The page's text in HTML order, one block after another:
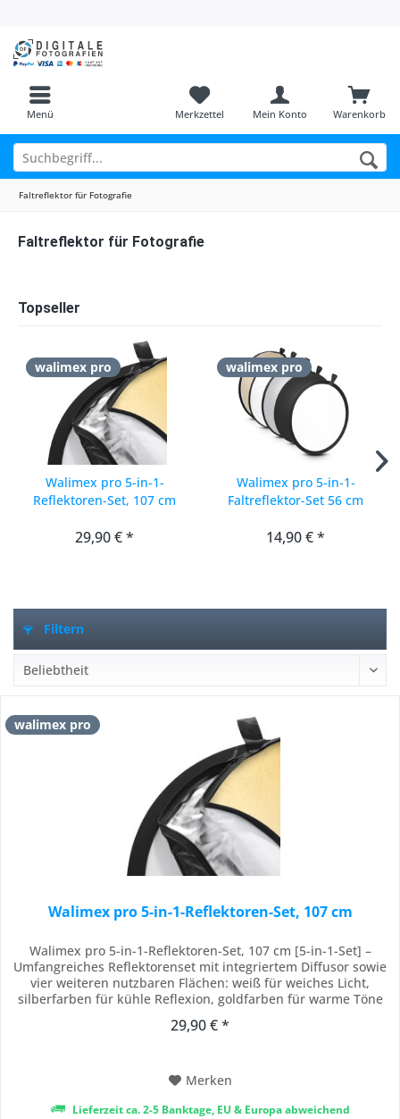
Menü Warenkorb
Merkzettel Mein Konto
Faltreflektor für Fotografie
Faltreflektor für Fotografie
Topseller
walimex pro
Walimex pro 5-in-1-
Reflektoren-Set, 107 cm
29,90 € *
walimex pro
Walimex pro 5-in-1-
Faltreflektor-Set 56 cm
14,90 € *
Filtern
walimex pro
Walimex pro 5-in-1-Reflektoren-Set, 107 cm
Walimex pro 5-in-1-Reflektoren-Set, 107 cm [5-in-1-Set] –
Umfangreiches Reflektorenset mit integriertem Diffusor sowie
vier weiteren nutzbaren Flächen: weiß für weiches Licht,
silberfarben für kühle Reflexion, goldfarben für warme Töne
Studio- und Outdoorfotografie. [Universell einsetzbar] – Ideal
29,90 € *
Merken
Lieferzeit ca. 2-5 Banktage, EU & Europa abweichend